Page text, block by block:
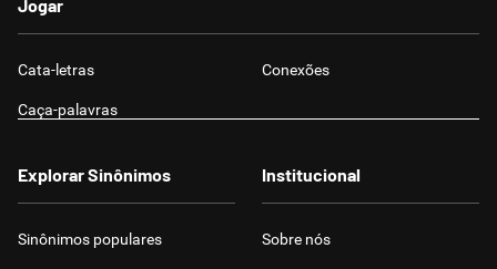
Jogar
Cata-letras Conexões
Caça-palavras
Explorar Sinônimos
Sinônimos populares
Institucional
Sobre nós